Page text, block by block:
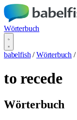
Wörterbuch
babelfish / Wörterbuch /
to recede
Wörterbuch